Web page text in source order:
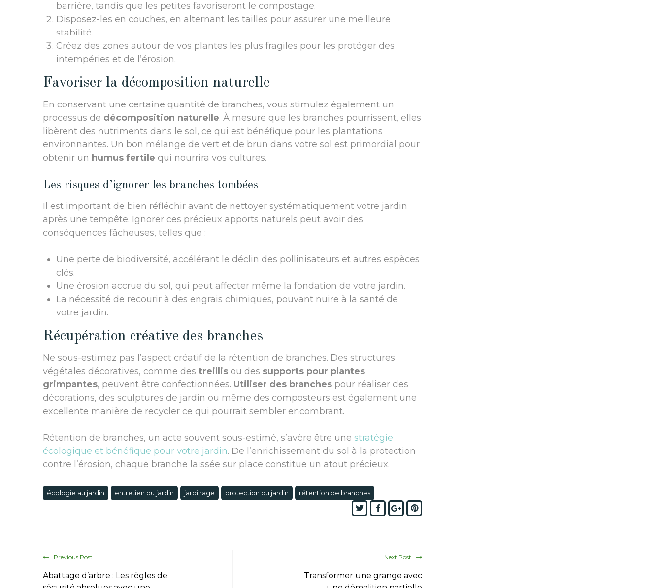
barrière, tandis que les petites favoriseront le compostage.
Disposez-les en couches, en alternant les tailles pour assurer une meilleure
stabilité.
Créez des zones autour de vos plantes les plus fragiles pour les protéger des
intempéries et de l’érosion.
Favoriser la décomposition naturelle
En conservant une certaine quantité de branches, vous stimulez également un
processus de décomposition naturelle. À mesure que les branches pourrissent, elles
libèrent des nutriments dans le sol, ce qui est bénéfique pour les plantations
environnantes. Un bon mélange de vert et de brun dans votre sol est primordial pour
obtenir un humus fertile qui nourrira vos cultures.
Les risques d’ignorer les branches tombées
Il est important de bien réfléchir avant de nettoyer systématiquement votre jardin
après une tempête. Ignorer ces précieux apports naturels peut avoir des
conséquences fâcheuses, telles que :
Une perte de biodiversité, accélérant le déclin des pollinisateurs et autres espèces
clés.
Une érosion accrue du sol, qui peut affecter même la fondation de votre jardin.
La nécessité de recourir à des engrais chimiques, pouvant nuire à la santé de
votre jardin.
Récupération créative des branches
Ne sous-estimez pas l’aspect créatif de la rétention de branches. Des structures
végétales décoratives, comme des treillis ou des supports pour plantes
grimpantes, peuvent être confectionnées. Utiliser des branches pour réaliser des
décorations, des sculptures de jardin ou même des composteurs est également une
excellente manière de recycler ce qui pourrait sembler encombrant.
Rétention de branches, un acte souvent sous-estimé, s’avère être une stratégie
écologique et bénéfique pour votre jardin. De l’enrichissement du sol à la protection
contre l’érosion, chaque branche laissée sur place constitue un atout précieux.
écologie au jardin entretien du jardin jardinage protection du jardin rétention de branches
TwitterFacebook
Google+Pinterest
Previous Post
Abattage d’arbre : Les règles de
Next Post
Transformer une grange avec